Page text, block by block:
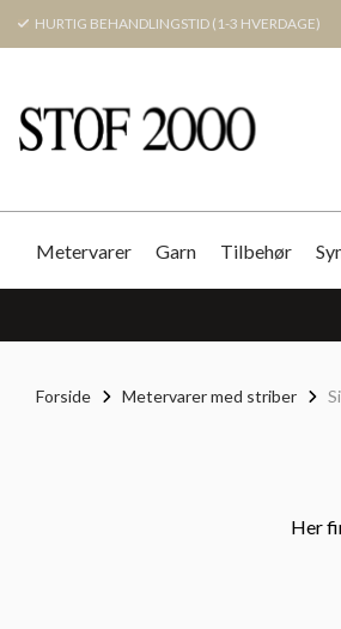
HURTIG BEHANDLINGSTID (1-3 HVERDAGE)
Metervarer Garn Tilbehør
Forside Metervarer med striber
Her